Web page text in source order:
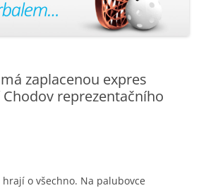
má zaplacenou expres
reprezentačního
o všechno. Na palubovce